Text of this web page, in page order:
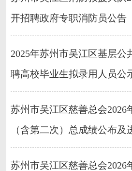
开招聘政府专职消防员公告
2025年苏州市吴江区基层公
聘高校毕业生拟录用人员公
苏州市吴江区慈善总会2026
（含第二次）总成绩公布
苏州市吴江区慈善总会2026